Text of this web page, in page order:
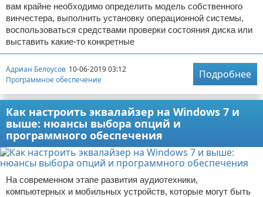
вам крайне необходимо определить модель собственного
винчестера, выполнить установку операционной системы,
воспользоваться средствами проверки состояния диска или
выставить какие-то конкретные
Адриан Белоусов 10-06-2019 03:12
Программное обеспечение
Подробнее
Как настроить эквалайзер на Windows 7 и
выше: нюансы выбора опций и
программного обеспечения
На современном этапе развития аудиотехники,
компьютерных и мобильных устройств, которые могут быть